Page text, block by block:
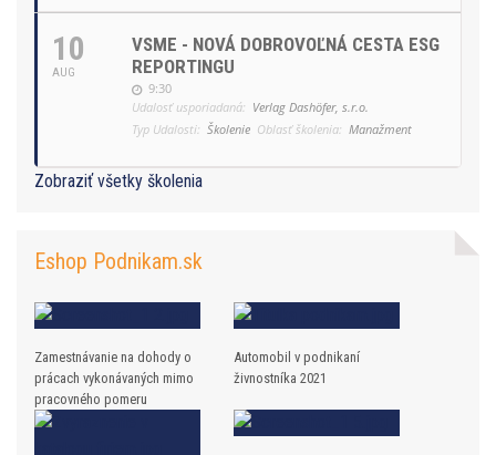
10
AUG
VSME - NOVÁ DOBROVOĽNÁ CESTA ESG
REPORTINGU
9:30
Udalosť usporiadaná: Verlag Dashöfer, s.r.o.
Typ Udalosti: Školenie Oblasť školenia: Manažment
Zobraziť všetky školenia
Eshop Podnikam.sk
Zamestnávanie na dohody o
prácach vykonávaných mimo
pracovného pomeru
Automobil v podnikaní
živnostníka 2021